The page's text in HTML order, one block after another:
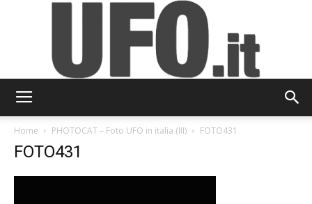
Home PHOTOCAT – Foto UFO in italia (III) FOTO431
FOTO431